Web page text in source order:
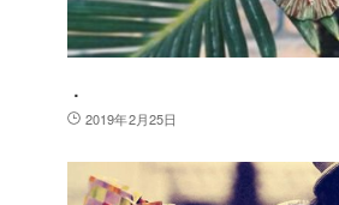
．
2019年2月25日